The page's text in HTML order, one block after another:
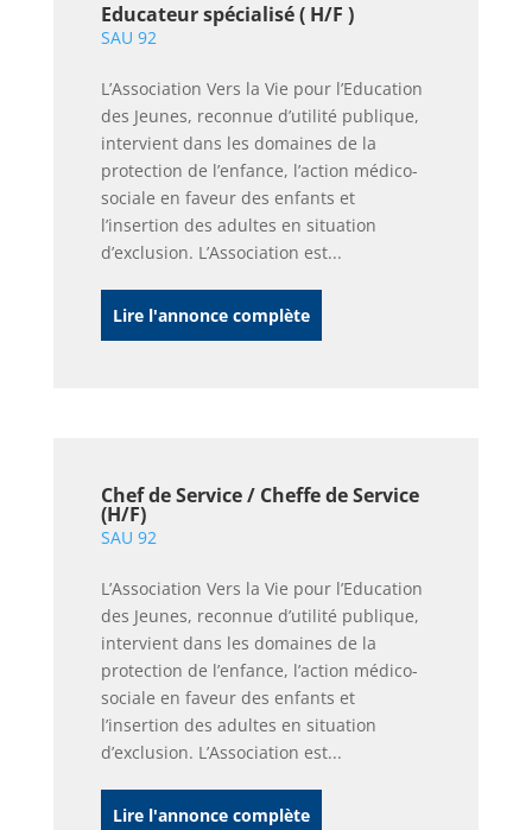
Educateur spécialisé ( H/F )
SAU 92
L’Association Vers la Vie pour l’Education
des Jeunes, reconnue d’utilité publique,
intervient dans les domaines de la
protection de l’enfance, l’action médico-
sociale en faveur des enfants et
l’insertion des adultes en situation
d’exclusion. L’Association est...
Lire l'annonce complète
Chef de Service / Cheffe de Service
(H/F)
SAU 92
L’Association Vers la Vie pour l’Education
des Jeunes, reconnue d’utilité publique,
intervient dans les domaines de la
protection de l’enfance, l’action médico-
sociale en faveur des enfants et
l’insertion des adultes en situation
d’exclusion. L’Association est...
Lire l'annonce complète